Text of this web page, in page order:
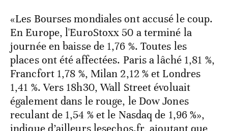
«Les Bourses mondiales ont accusé le coup.
En Europe, l'EuroStoxx 50 a terminé la
journée en baisse de 1,76 %. Toutes les
places ont été affectées. Paris a lâché 1,81 %,
Francfort 1,78 %, Milan 2,12 % et Londres
1,41 %. Vers 18h30, Wall Street évoluait
également dans le rouge, le Dow Jones
reculant de 1,54 % et le Nasdaq de 1,96 %»,